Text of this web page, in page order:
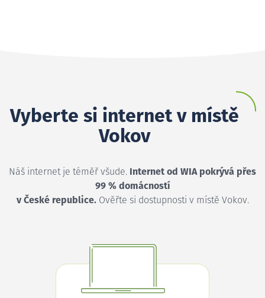
Vyberte si internet v místě
Vokov
Náš internet je téměř všude. Internet od WIA pokrývá přes
99 % domácností
v České republice.Ověřte si dostupnosti v místě Vokov.